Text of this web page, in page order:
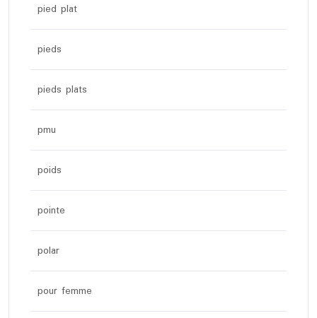
pied plat
pieds
pieds plats
pmu
poids
pointe
polar
pour femme